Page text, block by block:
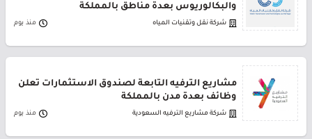
والبكالوريوس بعدة مناطق بالمملكة
شركة نقل وتقنيات المياه منذ يوم
مشاريع الترفيه التابعة لصندوق الاستثمارات تعلن
وظائف بعدة مدن بالمملكة
شركة مشاريع الترفيه السعودية منذ يوم